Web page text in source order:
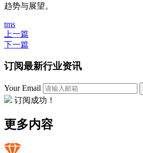
趋势与展望。
tms
上一篇
下一篇
订阅最新行业资讯
Your Email
订阅成功！
更多内容